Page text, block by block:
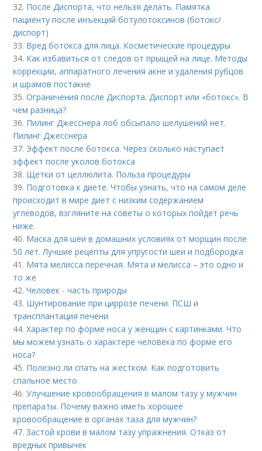
32. После Диспорта, что нельзя делать. Памятка
пациенту после инъекций ботулотоксинов (ботокс/
диспорт)
33. Вред ботокса для лица. Косметические процедуры
34. Как избавиться от следов от прыщей на лице. Методы
коррекции, аппаратного лечения акне и удаления рубцов
и шрамов постакне
35.Ограничения после Диспорта. Диспорт или «ботокс». В
чем разница?
36. Пилинг Джесснера лоб обсыпало шелушений нет.
Пилинг Джесснера
37. Эффект после ботокса. Через сколько наступает
эффект после уколов ботокса
38. Щетки от целлюлита. Польза процедуры
39. Подготовка к диете. Чтобы узнать, что на самом деле
происходит в мире диет с низким содержанием
углеводов, взгляните на советы о которых пойдет речь
ниже.
40. Маска для шеи в домашних условиях от морщин после
50 лет. Лучшие рецепты для упругости шеи и подбородка
41. Мята мелисса перечная. Мята и мелисса – это одно и
то же
42.Человек - часть природы
43. Шунтирование при циррозе печени. ПСШ и
трансплантация печени
44.Характер по форме носа у женщин с картинками. Что
мы можем узнать о характере человека по форме его
носа?
45. Полезно ли спать на жестком. Как подготовить
спальное место
46.Улучшение кровообращения в малом тазу у мужчин
препараты. Почему важно иметь хорошее
кровообращение в органах таза для мужчин?
47.Застой крови в малом тазу упражнения. Отказ от
вредных привычек